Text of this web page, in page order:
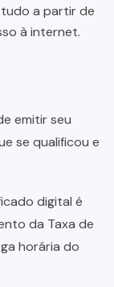
a partir de
à internet.
emitir seu
se qualificou e
digital é
da Taxa de
horária do